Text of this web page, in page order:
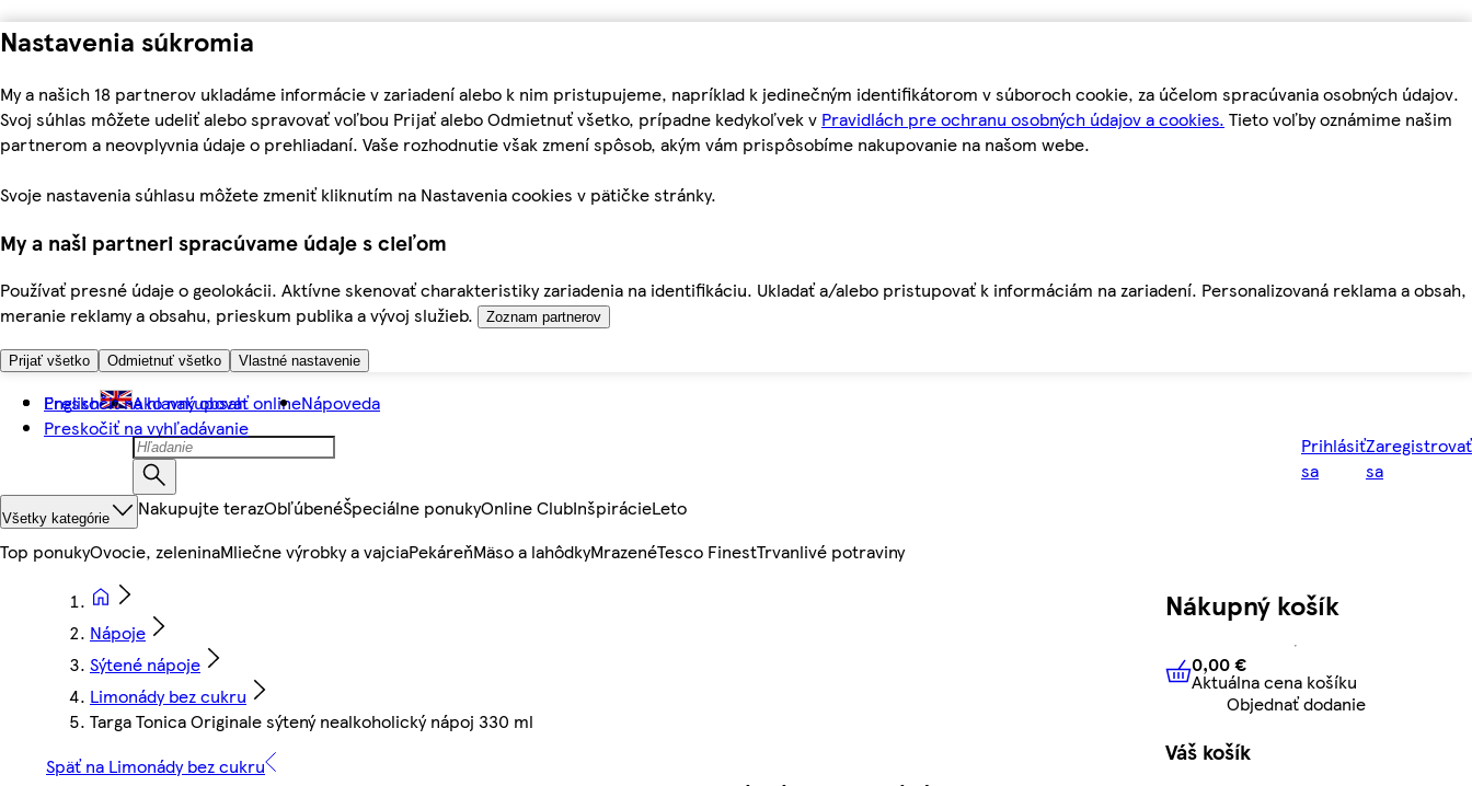
Nastavenia súkromia
My a našich 18 partnerov ukladáme informácie v zariadení alebo k nim pristupujeme, napríklad k jedinečným identifikátorom v súboroch cookie, za účelom spracúvania osobných údajov.
Svoj súhlas môžete udeliť alebo spravovať voľbou Prijať alebo Odmietnuť všetko, prípadne kedykoľvek v Pravidlách pre ochranu osobných údajov a cookies. Tieto voľby oznámime našim
partnerom a neovplyvnia údaje o prehliadaní. Vaše rozhodnutie však zmení spôsob, akým vám prispôsobíme nakupovanie na našom webe.
Svoje nastavenia súhlasu môžete zmeniť kliknutím na Nastavenia cookies v pätičke stránky.
My a naši partneri spracúvame údaje s cieľom
Používať presné údaje o geolokácii. Aktívne skenovať charakteristiky zariadenia na identifikáciu. Ukladať a/alebo pristupovať k informáciám na zariadení. Personalizovaná reklama a obsah,
meranie reklamy a obsahu, prieskum publika a vývoj služieb.
Zoznam partnerov
Prijať všetko Odmietnuť všetko Vlastné nastavenie
Preskočiť na hlavný obsah
Preskočiť na vyhľadávanie
English Ako nakupovať onlineNápoveda
Prihlásiť
sa
Zaregistrovať
sa
Všetky kategórie Nakupujte terazObľúbenéŠpeciálne ponukyOnline ClubInšpirácieLeto
Top ponukyOvocie, zeleninaMliečne výrobky a vajciaPekáreňMäso a lahôdkyMrazenéTesco FinestTrvanlivé potraviny
Nápoje
Sýtené nápoje
Limonády bez cukru
Targa Tonica Originale sýtený nealkoholický nápoj 330 ml
Späť na Limonády bez cukru
Nákupný košík
0,00 € Aktuálna cena košíku
0,00 €
Aktuálna cena košíku
Objednať dodanie
Váš košík